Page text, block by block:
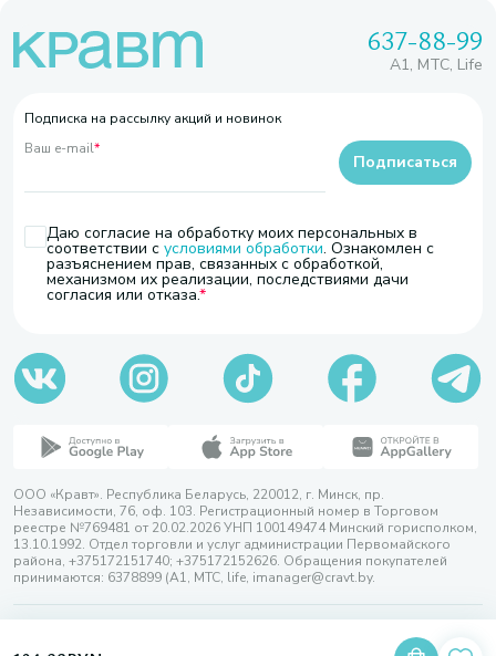
637-88-99
A1, МТС, Life
Подписка на рассылку акций и новинок
Ваш e-mail*
Даю согласие на обработку моих персональных в
соответствии с условиями обработки. Ознакомлен с
разъяснением прав, связанных с обработкой,
механизмом их реализации, последствиями дачи
согласия или отказа.
Подписаться
ООО «Кравт». Республика Беларусь, 220012, г. Минск, пр.
Независимости, 76, оф. 103. Регистрационный номер в Торговом
реестре №769481 от 20.02.2026 УНП 100149474 Минский горисполком,
13.10.1992. Отдел торговли и услуг администрации Первомайского
района, +375172151740; +375172152626. Обращения покупателей
принимаются: 6378899 (А1, МТС, life, imanager@cravt.by.